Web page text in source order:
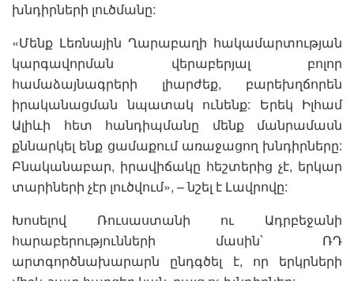
խնդիրների լուծմանը:
«Մենք Լեռնային Ղարաբաղի հակամարտության
կարգավորման վերաբերյալ բոլոր
համաձայնագրերի լիարժեք, բարեխղճորեն
իրականացման նպատակ ունենք: Երեկ Իլհամ
Ալիևի հետ հանդիպմանը մենք մանրամասն
քննարկել ենք ցամաքում առաջացող խնդիրները:
Բնականաբար, իրավիճակը հեշտերից չէ, երկար
տարիների չէր լուծվում», – նշել է Լավրովը:
Խոսելով Ռուսաստանի ու Ադրբեջանի
հարաբերությունների մասին՝ ՌԴ
արտգործնախարարն ընդգծել է, որ երկրների